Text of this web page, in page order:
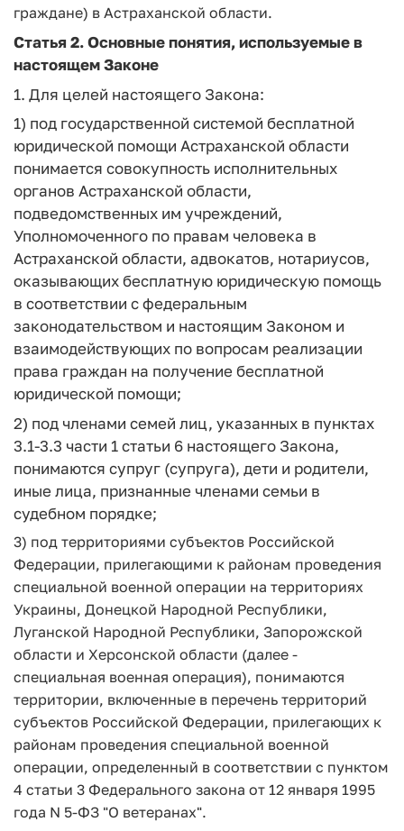
граждане) в Астраханской области.
Статья 2.Основные понятия, используемые в
настоящем Законе
1. Для целей настоящего Закона:
1) под государственной системой бесплатной
юридической помощи Астраханской области
понимается совокупность исполнительных
органов Астраханской области,
подведомственных им учреждений,
Уполномоченного по правам человека в
Астраханской области, адвокатов, нотариусов,
оказывающих бесплатную юридическую помощь
в соответствии с федеральным
законодательством и настоящим Законом и
взаимодействующих по вопросам реализации
права граждан на получение бесплатной
юридической помощи;
2) под членами семей лиц, указанных в пунктах
3.1-3.3 части 1 статьи 6 настоящего Закона,
понимаются супруг (супруга), дети и родители,
иные лица, признанные членами семьи в
судебном порядке;
3) под территориями субъектов Российской
Федерации, прилегающими к районам проведения
специальной военной операции на территориях
Украины, Донецкой Народной Республики,
Луганской Народной Республики, Запорожской
области и Херсонской области (далее -
специальная военная операция), понимаются
территории, включенные в перечень территорий
субъектов Российской Федерации, прилегающих к
районам проведения специальной военной
операции, определенный в соответствии с пунктом
4 статьи 3 Федерального закона от 12 января 1995
года N 5-ФЗ "О ветеранах".